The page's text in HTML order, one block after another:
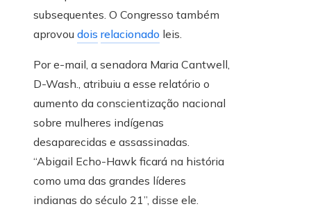
subsequentes. O Congresso também
aprovou dois relacionado leis.
Por e-mail, a senadora Maria Cantwell,
D-Wash., atribuiu a esse relatório o
aumento da conscientização nacional
sobre mulheres indígenas
desaparecidas e assassinadas.
“Abigail Echo-Hawk ficará na história
como uma das grandes líderes
indianas do século 21”, disse ele.